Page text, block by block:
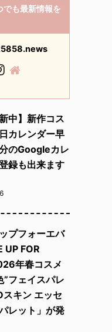
でも最新情報を
中】新作コス
カレンダー早
のGoogleカレ
録も出来ます
プフォーエバ
UP FOR
年春コスメ
”フェイスパレ
スキン エッセ
レット」が発